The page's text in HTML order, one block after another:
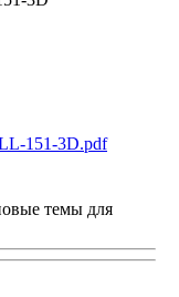
151-3D.pdf
темы для